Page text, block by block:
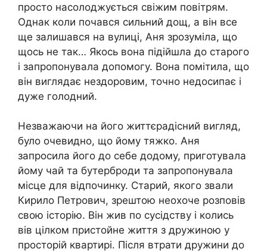
просто насолоджується свіжим повітрям.
Однак коли почався сильний дощ, а він все
ще залишався на вулиці, Аня зрозуміла, що
щось не так… Якось вона підійшла до старого
і запропонувала допомогу. Вона помітила, що
він виглядає нездоровим, точно недосипає і
дуже голодний.
Незважаючи на його життєрадісний вигляд,
було очевидно, що йому тяжко. Аня
запросила його до себе додому, приготувала
йому чай та бутерброди та запропонувала
місце для відпочинку. Старий, якого звали
Кирило Петрович, зрештою неохоче розповів
свою історію. Він жив по сусідству і колись
вів цілком пристойне життя з дружиною у
просторій квартирі. Після втрати дружини до